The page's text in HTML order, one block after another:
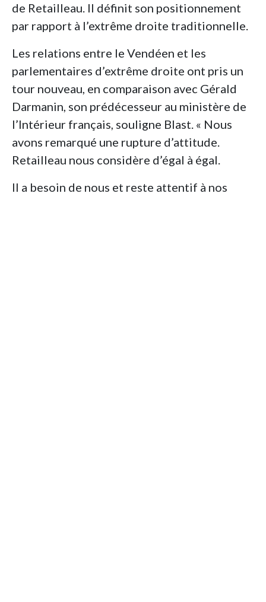
de Retailleau. Il définit son positionnement
par rapport à l’extrême droite traditionnelle.
Les relations entre le Vendéen et les
parlementaires d’extrême droite ont pris un
tour nouveau, en comparaison avec Gérald
Darmanin, son prédécesseur au ministère de
l’Intérieur français, souligne Blast. « Nous
avons remarqué une rupture d’attitude.
Retailleau nous considère d’égal à égal.
Il a besoin de nous et reste attentif à nos